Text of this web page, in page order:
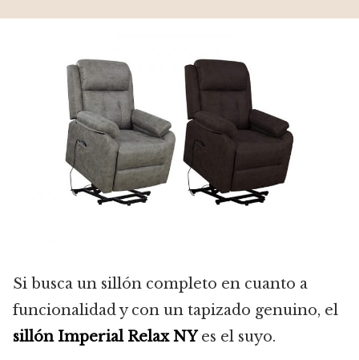
Si busca un sillón completo en cuanto a
funcionalidad y con un tapizado genuino, el
sillón Imperial Relax NYes el suyo.